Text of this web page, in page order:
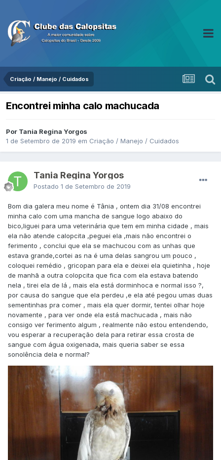
Criação / Manejo / Cuidados
Encontrei minha calo machucada
Por Tania Regina Yorgos
1 de Setembro de 2019 em Criação / Manejo / Cuidados
Tania Regina Yorgos
Postado 1 de Setembro de 2019
Bom dia galera meu nome é Tânia , ontem dia 31/08 encontrei
minha calo com uma mancha de sangue logo abaixo do
bico,liguei para uma veterinária que tem em minha cidade , mais
ela não atende calopcita ,peguei ela ,mais não encontrei o
ferimento , conclui que ela se machucou com as unhas que
estava grande,cortei as na é uma delas sangrou um pouco ,
coloquei remédio , gricopan para ela e deixei ela quietinha , hoje
de manhã a outra colopcita que fica com ela estava batendo
nela , tirei ela de lá , mais ela está dorminhoca e normal isso ?,
por causa do sangue que ela perdeu ,e ela até pegou umas duas
sementinhas pra comer , mais ela quer dormir, tentei olhar hoje
novamente , para ver onde ela está machucada , mais não
consigo ver ferimento algum , realmente não estou entendendo,
vou esperar a recuperação dela para retirar essa crosta de
sangue com água oxigenada, mais queria saber se essa
sonolência dela e normal?